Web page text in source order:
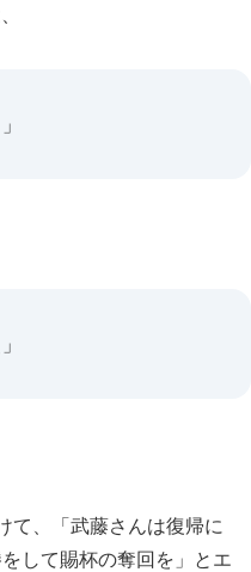
て、「武藤さんは復帰に
して賜杯の奪回を」とエ